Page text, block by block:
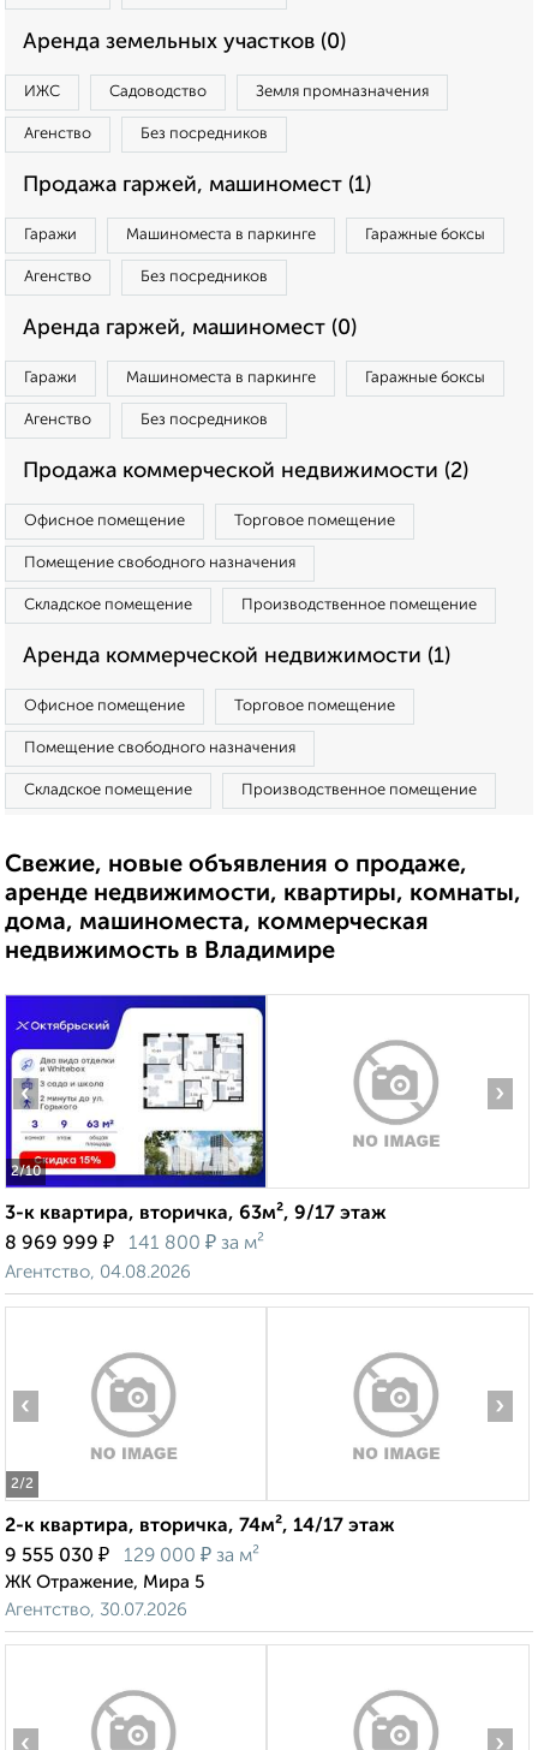
Аренда земельных участков (0)
ИЖС Садоводство Земля промназначения
Агенство Без посредников
Продажа гаржей, машиномест (1)
Гаражи Машиноместа в паркинге Гаражные боксы
Агенство Без посредников
Аренда гаржей, машиномест (0)
Гаражи Машиноместа в паркинге Гаражные боксы
Агенство Без посредников
Продажа коммерческой недвижимости (2)
Офисное помещение Торговое помещение
Помещение свободного назначения
Складское помещение Производственное помещение
Аренда коммерческой недвижимости (1)
Офисное помещение Торговое помещение
Помещение свободного назначения
Складское помещение Производственное помещение
Свежие, новые объявления о продаже,
аренде недвижимости, квартиры, комнаты,
дома, машиноместа, коммерческая
недвижимость в Владимире
2/10
‹ ›
3-к квартира, вторичка, 63м², 9/17 этаж
8 969 999 ₽ 141 800 ₽ за м²
Агентство, 04.08.2026
2/2
‹ ›
2-к квартира, вторичка, 74м², 14/17 этаж
9 555 030 ₽ 129 000 ₽ за м²
ЖК Отражение, Мира 5
Агентство, 30.07.2026
‹ ›